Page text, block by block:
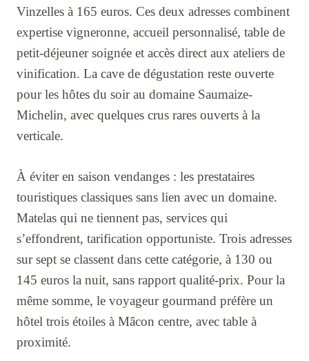
Vinzelles à 165 euros. Ces deux adresses combinent
expertise vigneronne, accueil personnalisé, table de
petit-déjeuner soignée et accès direct aux ateliers de
vinification. La cave de dégustation reste ouverte
pour les hôtes du soir au domaine Saumaize-
Michelin, avec quelques crus rares ouverts à la
verticale.
À éviter en saison vendanges : les prestataires
touristiques classiques sans lien avec un domaine.
Matelas qui ne tiennent pas, services qui
s’effondrent, tarification opportuniste. Trois adresses
sur sept se classent dans cette catégorie, à 130 ou
145 euros la nuit, sans rapport qualité-prix. Pour la
même somme, le voyageur gourmand préfère un
hôtel trois étoiles à Mâcon centre, avec table à
proximité.